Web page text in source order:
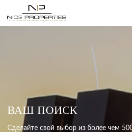
ВАШ ПОИСК
Сделайте свой выбор из более чем